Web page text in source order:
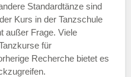
—
HINZUFÜGEN
Standardtänze sind
Kurs in der Tanzschule
außer Frage. Viele
für
Recherche bietet es